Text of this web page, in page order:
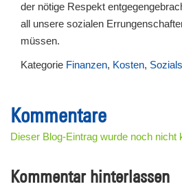
der nötige Respekt
all unsere sozialen
müssen.
Kategorie Finanzen, Kosten,
Kommentare
Dieser Blog-Eintrag wurde noch nicht
Kommentar hinterlassen